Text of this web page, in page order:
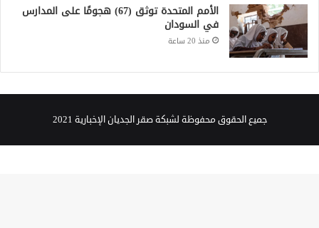
الأمم المتحدة توثق (67) هجومًا على المدارس
في السودان
منذ 20 ساعة
جميع الحقوق محفوظة لشبكة صقر الجديان الإخبارية 2021